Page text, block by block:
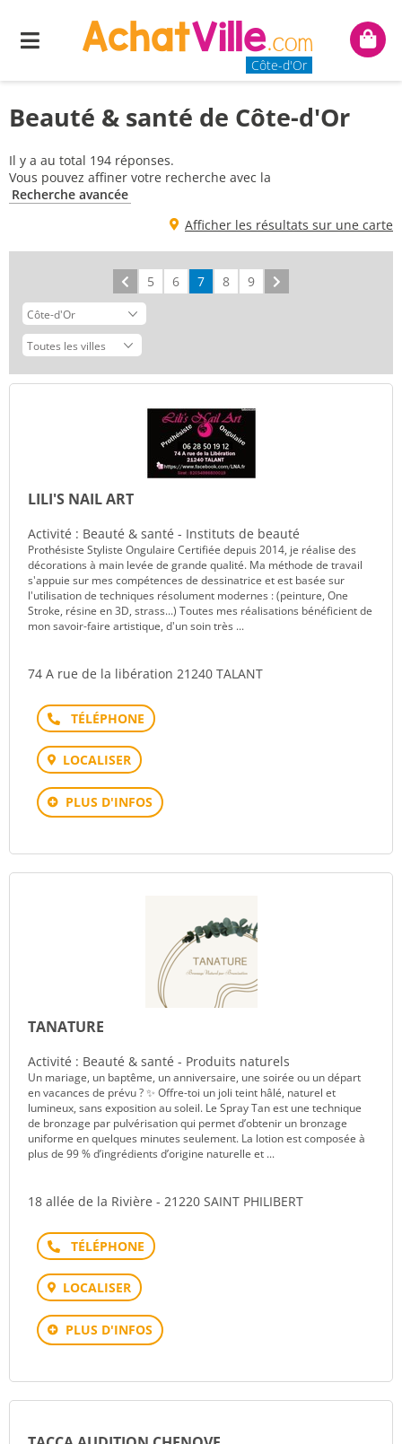
Menu
Côte-d'Or
Mon
Beauté & santé de Côte-d'Or
Il y a au total 194 réponses.
Vous pouvez affiner votre recherche avec la
Recherche avancée
Afficher les résultats sur une carte
Précédent
5 6 7 8 9
LILI'S NAIL ART
Activité : Beauté & santé - Instituts de beauté
Prothésiste Styliste Ongulaire Certifiée depuis 2014, je réalise des
décorations à main levée de grande qualité. Ma méthode de travail
s'appuie sur mes compétences de dessinatrice et est basée sur
l'utilisation de techniques résolument modernes : (peinture, One
Stroke, résine en 3D, strass...) Toutes mes réalisations bénéficient de
mon savoir-faire artistique, d'un soin très ...
74 A rue de la libération 21240 TALANT
Téléphone
LOCALISER
PLUS D'INFOS
TANATURE
Activité : Beauté & santé - Produits naturels
Un mariage, un baptême, un anniversaire, une soirée ou un départ
en vacances de prévu ? ✨ Offre-toi un joli teint hâlé, naturel et
lumineux, sans exposition au soleil. Le Spray Tan est une technique
de bronzage par pulvérisation qui permet d’obtenir un bronzage
uniforme en quelques minutes seulement. La lotion est composée à
plus de 99 % d’ingrédients d’origine naturelle et ...
18 allée de la Rivière - 21220 SAINT PHILIBERT
Téléphone
LOCALISER
PLUS D'INFOS